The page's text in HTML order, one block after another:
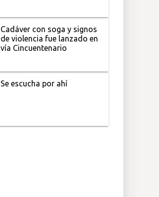
Cadáver con soga y signos
de violencia fue lanzado en
vía Cincuentenario
Se escucha por ahí